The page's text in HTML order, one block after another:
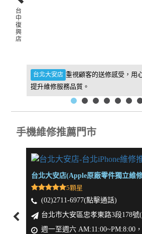
台北大安店 重視顧客的送修感受，用
提升維修服務品質。
台
中
復
興
店
手機維修推薦門市
台北大安店(Apple原廠零件獨立維
5顆星
(02)2711-6977(點擊通話)
台北市大安區忠孝東路3段178號
週一至週六 AM:11:00~PM:8:00